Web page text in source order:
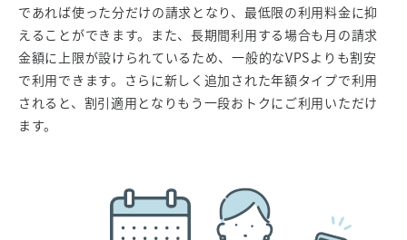
であれば使った分だけの請求となり、最低限の利用料金に抑
えることができます。また、長期間利用する場合も月の請求
金額に上限が設けられているため、一般的なVPSよりも割安
で利用できます。さらに新しく追加された年額タイプで利用
されると、割引適用となりもう一段おトクにご利用いただけ
ます。